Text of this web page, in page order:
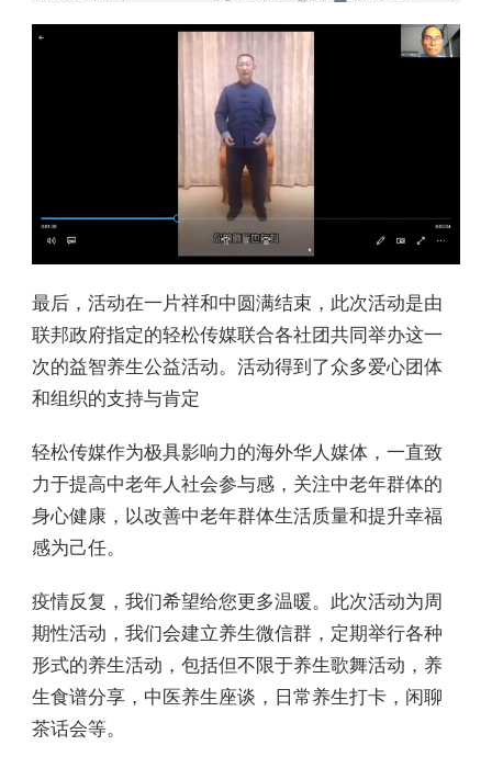
最后，活动在一片祥和中圆满结束，此次活动是由
联邦政府指定的轻松传媒联合各社团共同举办这一
次的益智养生公益活动。活动得到了众多爱心团体
和组织的支持与肯定
轻松传媒作为极具影响力的海外华人媒体，一直致
力于提高中老年人社会参与感，关注中老年群体的
身心健康，以改善中老年群体生活质量和提升幸福
感为己任。
疫情反复，我们希望给您更多温暖。此次活动为周
期性活动，我们会建立养生微信群，定期举行各种
形式的养生活动，包括但不限于养生歌舞活动，养
生食谱分享，中医养生座谈，日常养生打卡，闲聊
茶话会等。